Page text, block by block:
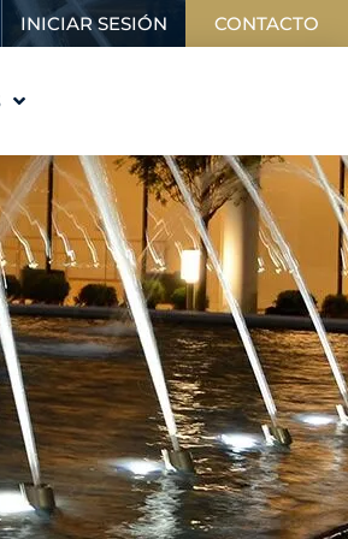
INICIAR SESIÓN CONTACTO